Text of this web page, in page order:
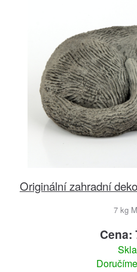
Originální zahradní
7 kg
Cena: